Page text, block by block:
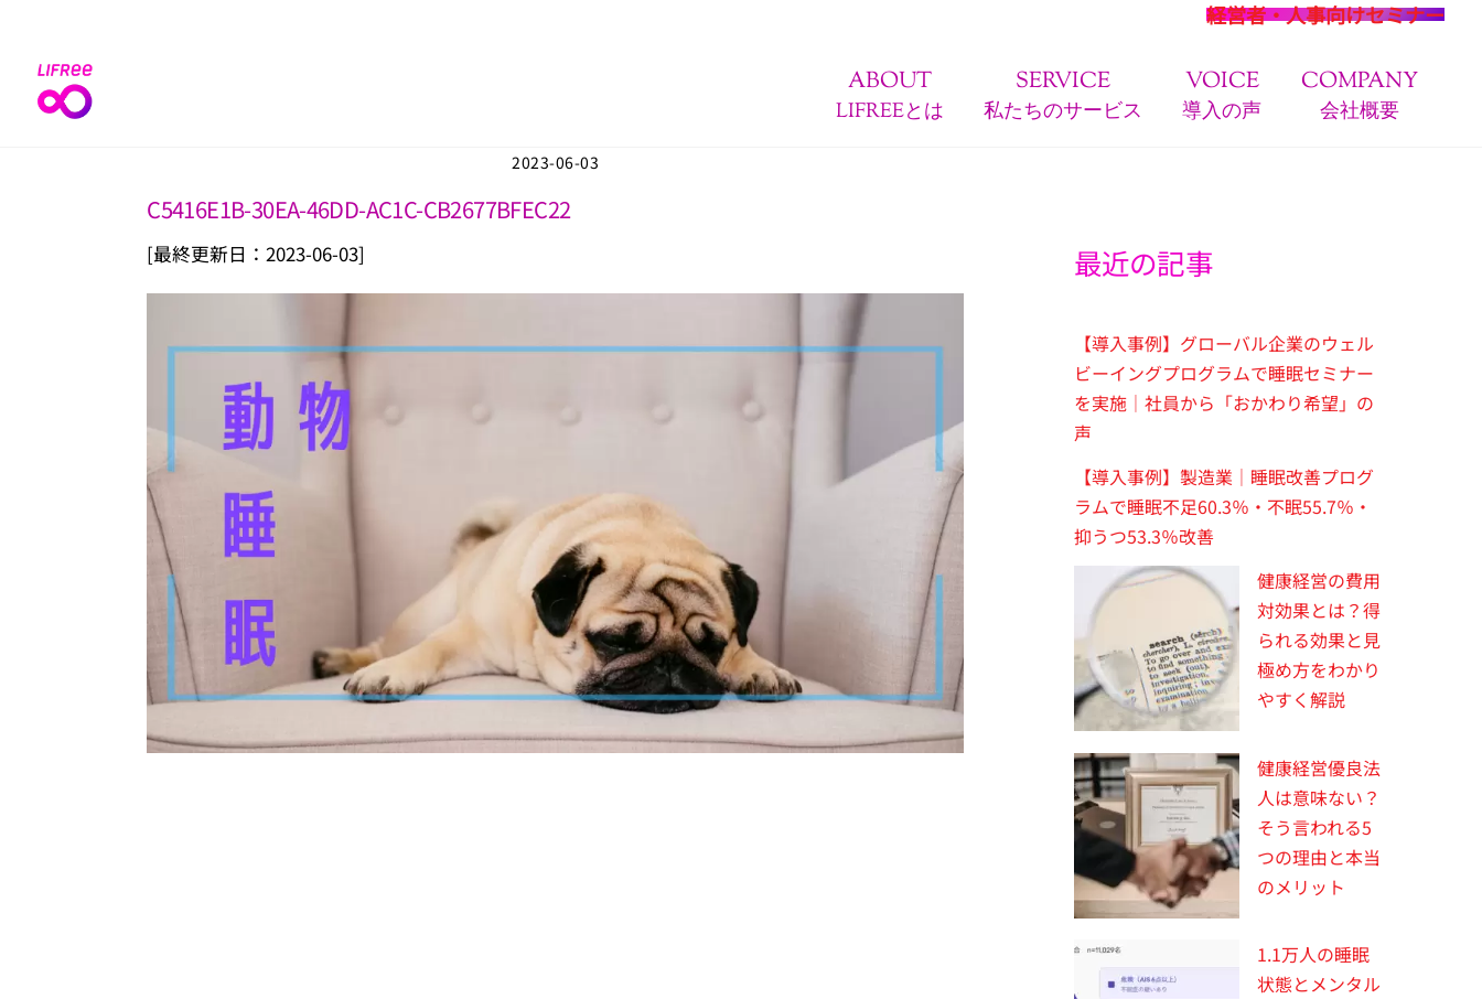
content
経営者・人事向けセミナー
ABOUT
LIFREEとは
SERVICE
私たちのサービス
VOICE
導入の声
COMPANY
会社概要
2023-06-03
C5416E1B-30EA-46DD-AC1C-CB2677BFEC22
[最終更新日：2023-06-03] 最近の記事
【導入事例】グローバル企業のウェル
ビーイングプログラムで睡眠セミナー
を実施｜社員から「おかわり希望」の
声
【導入事例】製造業｜睡眠改善プログ
ラムで睡眠不足60.3％・不眠55.7％・
抑うつ53.3％改善
健康経営の費用
対効果とは？得
られる効果と見
極め方をわかり
やすく解説
健康経営優良法
人は意味ない？
そう言われる5
つの理由と本当
のメリット
1.1万人の睡眠
状態とメンタル